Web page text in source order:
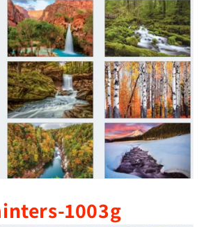
1003g